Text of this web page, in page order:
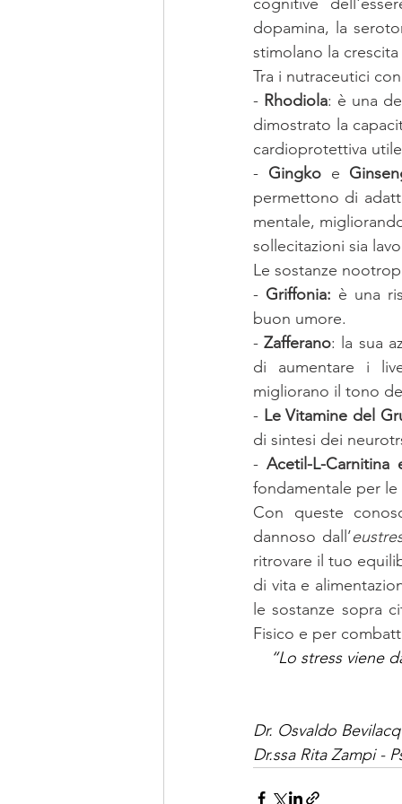
dopamina, la
stimolano la
Tra i nutraceutici
- Rhodiola: è una
dimostrato la
cardioprotettiva
- Gingko e
permettono di
mentale,
sollecitazioni sia
Le sostanze
- Griffonia: è una
buon umore.
- Zafferano: la sua
di aumentare i
migliorano il tono
- Le Vitamine del
di sintesi dei
- Acetil-L-
fondamentale per
Con queste
dannoso dall’
ritrovare il tuo
di vita e
le sostanze sopra
Fisico e per
“Lo stress viene
Dr. Osvaldo
Dr.ssa Rita Zampi -